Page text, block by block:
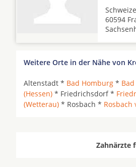
60594
Weitere Orte in der Nähe von
Altenstadt * Bad Homburg *
(Hessen) * Friedrichsdorf *
(Wetterau) * Rosbach * Rosbach
Zahnärzte